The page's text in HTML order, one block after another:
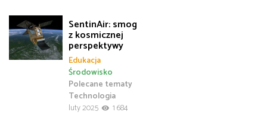
SentinAir: smog
z kosmicznej
perspektywy
Edukacja
Polecane tematy
Środowisko
Technologia
luty 2025
1 684